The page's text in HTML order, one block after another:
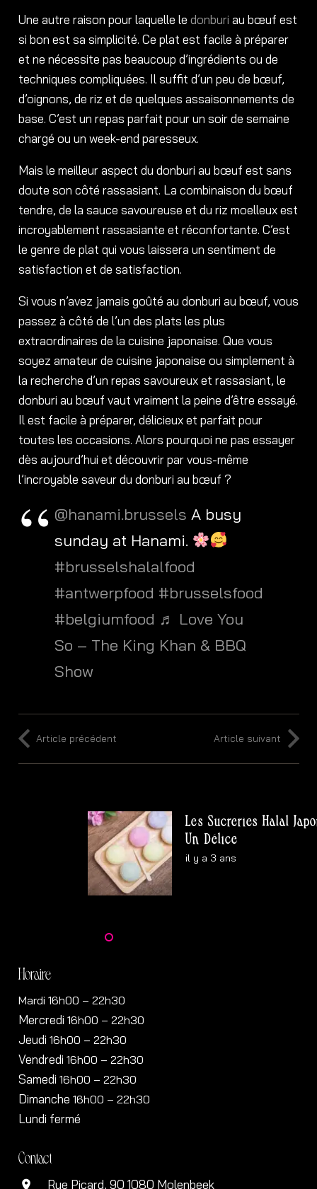
Une autre raison pour laquelle le donburi au bœuf est
si bon est sa simplicité. Ce plat est facile à préparer
et ne nécessite pas beaucoup d’ingrédients ou de
techniques compliquées. Il suffit d’un peu de bœuf,
d’oignons, de riz et de quelques assaisonnements de
base. C’est un repas parfait pour un soir de semaine
chargé ou un week-end paresseux.
Mais le meilleur aspect du donburi au bœuf est sans
doute son côté rassasiant. La combinaison du bœuf
tendre, de la sauce savoureuse et du riz moelleux est
incroyablement rassasiante et réconfortante. C’est
le genre de plat qui vous laissera un sentiment de
satisfaction et de satisfaction.
Si vous n’avez jamais goûté au donburi au bœuf, vous
passez à côté de l’un des plats les plus
extraordinaires de la cuisine japonaise. Que vous
soyez amateur de cuisine japonaise ou simplement à
la recherche d’un repas savoureux et rassasiant, le
donburi au bœuf vaut vraiment la peine d’être essayé.
Il est facile à préparer, délicieux et parfait pour
toutes les occasions. Alors pourquoi ne pas essayer
dès aujourd’hui et découvrir par vous-même
l’incroyable saveur du donburi au bœuf ?
@hanami.brussels A busy
sunday at Hanami.
#brusselshalalfood
#antwerpfood #brusselsfood
#belgiumfood ♬ Love You
So – The King Khan & BBQ
Show
Article précédent Article suivant
Les Sucreries Halal
Un Délice
il y a 3 ans
Horaire
Mardi 16h00 – 22h30
Mercredi 16h00 – 22h30
Jeudi 16h00 – 22h30
Vendredi 16h00 – 22h30
Samedi 16h00 – 22h30
Dimanche 16h00 – 22h30
Lundi fermé
Contact
location_on Rue Picard, 90 1080 Molenbeek